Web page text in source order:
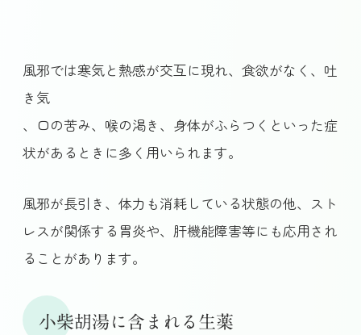
風邪では寒気と熱感が交互に現れ、食欲がなく、吐
き気
、口の苦み、喉の渇き、身体がふらつくといった症
状があるときに多く用いられます。
風邪が長引き、体力も消耗している状態の他、スト
レスが関係する胃炎や、肝機能障害等にも応用され
ることがあります。
小柴胡湯に含まれる生薬